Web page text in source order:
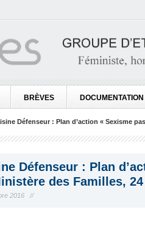
BRÈVES DOCUMENTATION
Défenseur : Plan d’action « Sexisme
Défenseur : Plan
des Familles,
2016 //